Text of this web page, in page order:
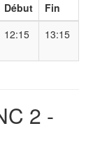
Début
Fin
12:15 13:15
2 -